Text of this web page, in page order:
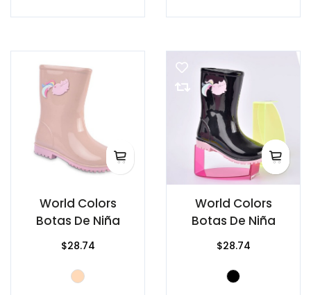
World Colors
Botas De Niña
$28.74
World Colors
Botas De Niña
$28.74